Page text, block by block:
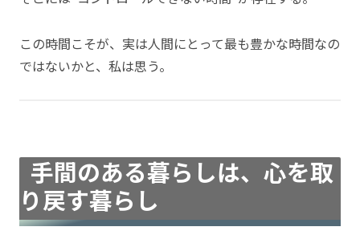
この時間こそが、実は人間にとって最も豊かな時間なの
ではないかと、私は思う。
手間のある暮らしは、心を取
り戻す暮らし